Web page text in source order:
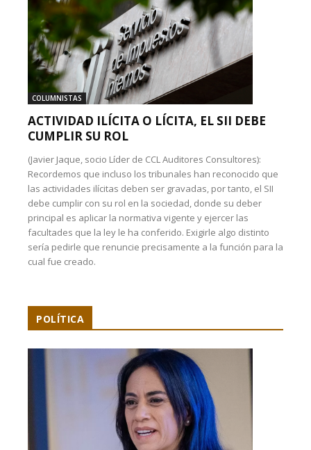
COLUMNISTAS
ACTIVIDAD ILÍCITA O LÍCITA, EL SII DEBE
CUMPLIR SU ROL
(Javier Jaque, socio Líder de CCL Auditores Consultores):
Recordemos que incluso los tribunales han reconocido que
las actividades ilícitas deben ser gravadas, por tanto, el SII
debe cumplir con su rol en la sociedad, donde su deber
principal es aplicar la normativa vigente y ejercer las
facultades que la ley le ha conferido. Exigirle algo distinto
sería pedirle que renuncie precisamente a la función para la
cual fue creado.
POLÍTICA